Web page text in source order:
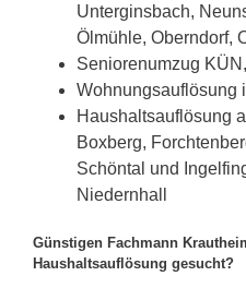
Unterginsbach,
Ölmühle, Oberndorf,
Seniorenumzug
Wohnungsauflösung
Haushaltsauflösung
Boxberg,
Schöntal und
Niedernhall
Günstigen Fachmann
Haushaltsauflösung gesucht?